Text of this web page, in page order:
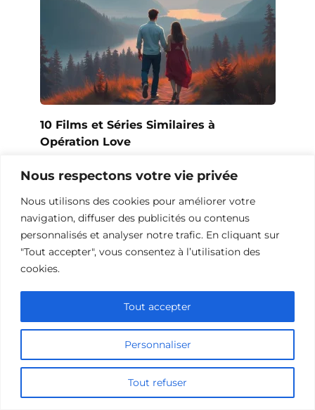
Nous respectons votre vie privée
Nous utilisons des cookies pour améliorer votre
navigation, diffuser des publicités ou contenus
personnalisés et analyser notre trafic. En cliquant sur
"Tout accepter", vous consentez à l’utilisation des
cookies.
Personnaliser
Tout refuser
Tout accepter
10 Films et Séries Similaires à
Opération Love
10 Œuvres Similaires à Urban Racer